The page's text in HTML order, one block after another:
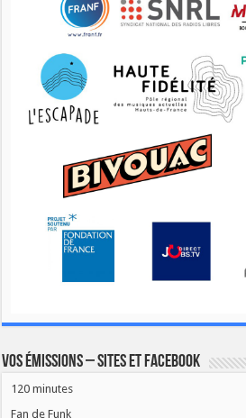
Vos émissions – Sites et Facebook
120 minutes
Fan de Funk